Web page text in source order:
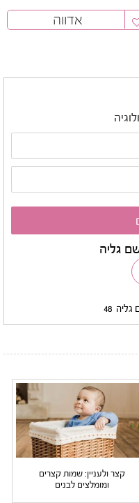
אדווה
גליה
גליה 48
קצר ולעניין: שמות קצרים
ומומלצים לבנים